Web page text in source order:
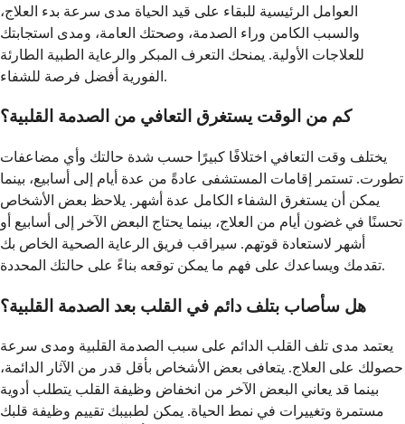
العوامل الرئيسية للبقاء على قيد الحياة مدى سرعة بدء العلاج،
والسبب الكامن وراء الصدمة، وصحتك العامة، ومدى استجابتك
للعلاجات الأولية. يمنحك التعرف المبكر والرعاية الطبية الطارئة
الفورية أفضل فرصة للشفاء.
كم من الوقت يستغرق التعافي من الصدمة القلبية؟
يختلف وقت التعافي اختلافًا كبيرًا حسب شدة حالتك وأي مضاعفات
تطورت. تستمر إقامات المستشفى عادةً من عدة أيام إلى أسابيع، بينما
يمكن أن يستغرق الشفاء الكامل عدة أشهر. يلاحظ بعض الأشخاص
تحسنًا في غضون أيام من العلاج، بينما يحتاج البعض الآخر إلى أسابيع أو
أشهر لاستعادة قوتهم. سيراقب فريق الرعاية الصحية الخاص بك
تقدمك ويساعدك على فهم ما يمكن توقعه بناءً على حالتك المحددة.
هل سأصاب بتلف دائم في القلب بعد الصدمة القلبية؟
يعتمد مدى تلف القلب الدائم على سبب الصدمة القلبية ومدى سرعة
حصولك على العلاج. يتعافى بعض الأشخاص بأقل قدر من الآثار الدائمة،
بينما قد يعاني البعض الآخر من انخفاض وظيفة القلب يتطلب أدوية
مستمرة وتغييرات في نمط الحياة. يمكن لطبيبك تقييم وظيفة قلبك